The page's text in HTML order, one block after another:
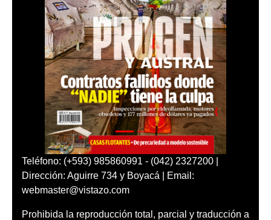
Teléfono: (+593) 985860991 - (042) 2327200 |
Dirección: Aguirre 734 y Boyacá | Email:
webmaster@vistazo.com
Prohibida la reproducción total, parcial y traducción a